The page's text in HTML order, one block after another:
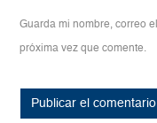
Guarda mi nombre, correo
próxima vez que comente.